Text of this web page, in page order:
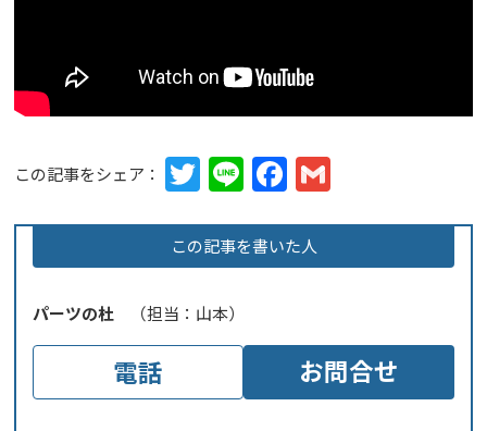
この記事をシェア： Twitter
LineFacebook
この記事を書いた人
パーツの杜 （担当：山本）
電話 お問合せ